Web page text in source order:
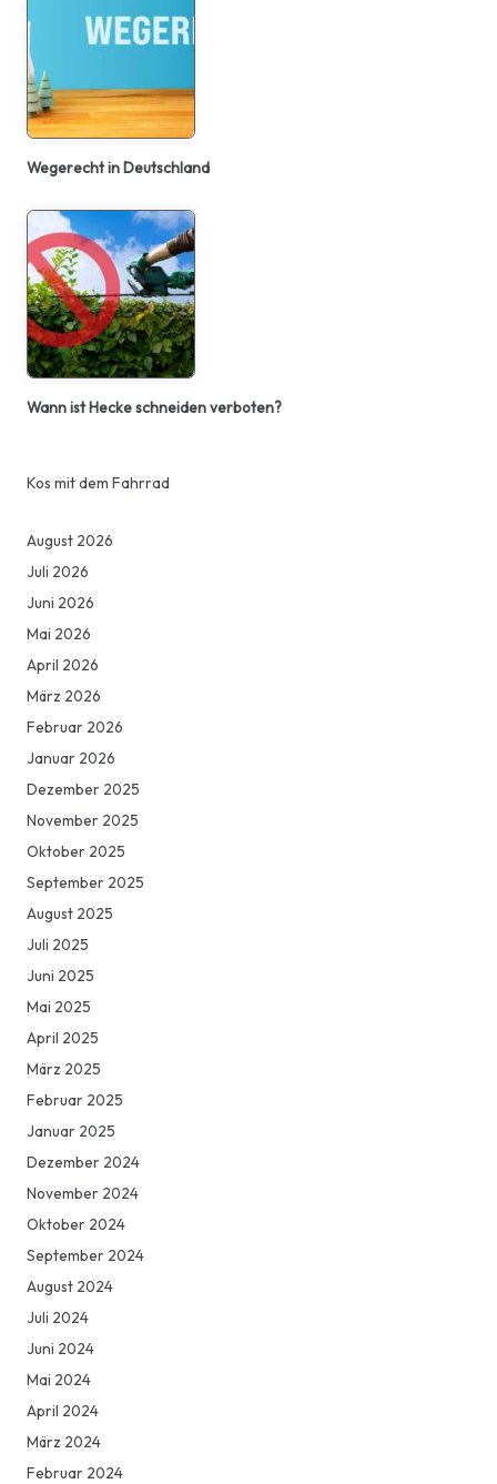
Wegerecht in Deutschland
Wann ist Hecke schneiden verboten?
Kos mit dem Fahrrad
August 2026
Juli 2026
Juni 2026
Mai 2026
April 2026
März 2026
Februar 2026
Januar 2026
Dezember 2025
November 2025
Oktober 2025
September 2025
August 2025
Juli 2025
Juni 2025
Mai 2025
April 2025
März 2025
Februar 2025
Januar 2025
Dezember 2024
November 2024
Oktober 2024
September 2024
August 2024
Juli 2024
Juni 2024
Mai 2024
April 2024
März 2024
Februar 2024